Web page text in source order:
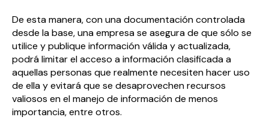
De esta manera, con una documentación controlada
desde la base, una empresa se asegura de que sólo se
utilice y publique información válida y actualizada,
podrá limitar el acceso a información clasificada a
aquellas personas que realmente necesiten hacer uso
de ella y evitará que se desaprovechen recursos
valiosos en el manejo de información de menos
importancia, entre otros.